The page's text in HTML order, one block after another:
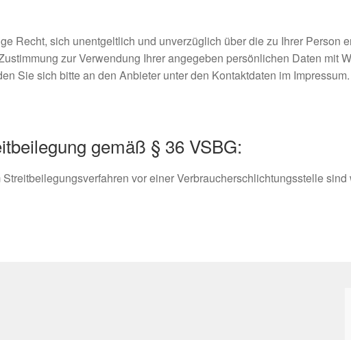
Recht, sich unentgeltlich und unverzüglich über die zu Ihrer Person
zur Verwendung Ihrer angegeben persönlichen Daten mit
Sie sich bitte an den Anbieter unter den Kontaktdaten im Impressum.
gemäß § 36 VSBG:
vor einer Verbraucherschlichtungsstelle